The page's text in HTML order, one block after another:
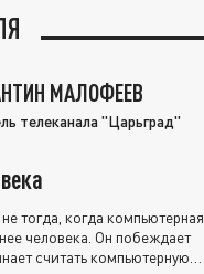
МАЛОФЕЕВ
телеканала "Царьград"
тогда, когда компьютерная
человека. Он побеждает
считать компьютерную